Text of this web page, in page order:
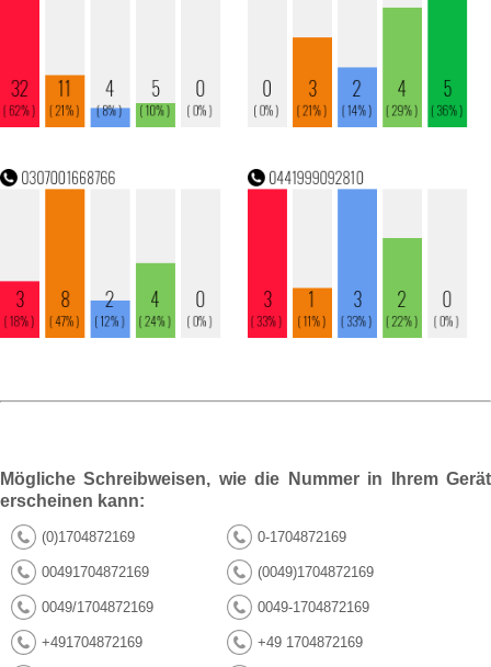
Mögliche Schreibweisen, wie die Nummer in Ihrem Gerät
erscheinen kann:
(0)1704872169 0-1704872169
00491704872169 (0049)1704872169
0049/1704872169 0049-1704872169
+491704872169 +49 1704872169